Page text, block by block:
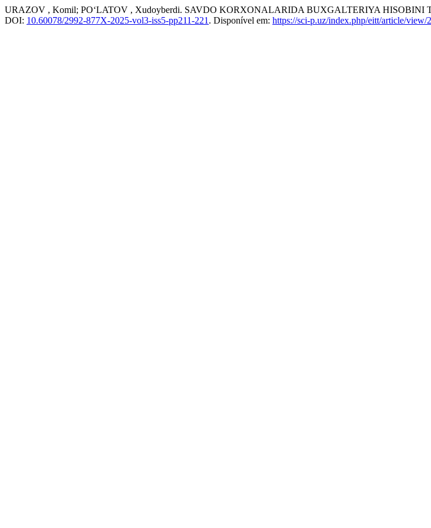
URAZOV , Komil; PO‘LATOV , Xudoyberdi. SAVDO KORXONALARIDA BUXGALTERIYA HISOBINI
DOI: 10.60078/2992-877X-2025-vol3-iss5-pp211-221 . Disponível em: https://sci-p.uz/index.php/eitt/article/view/